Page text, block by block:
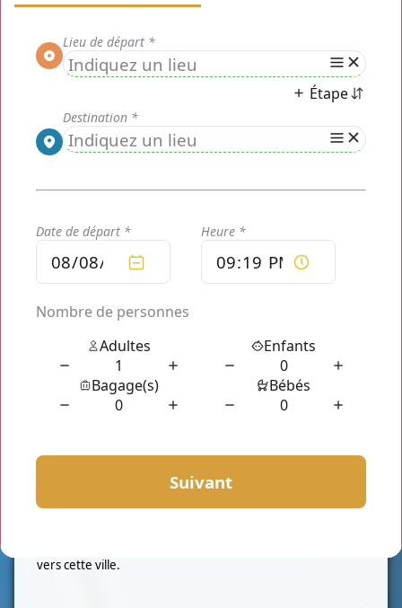
CLASSE VAN
Qui sommes-nous?
vers cette ville.